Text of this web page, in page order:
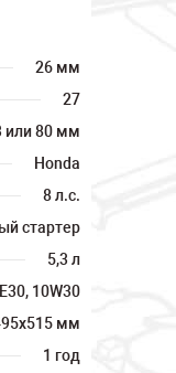
26 мм
27
или 80 мм
Honda
8 л.с.
стартер
5,3 л
10W30
мм
1 год